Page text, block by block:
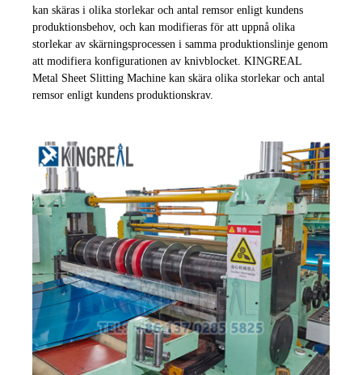
kan skäras i olika storlekar och antal remsor enligt kundens
produktionsbehov, och kan modifieras för att uppnå olika
storlekar av skärningsprocessen i samma produktionslinje genom
att modifiera konfigurationen av knivblocket. KINGREAL
Metal Sheet Slitting Machine kan skära olika storlekar och antal
remsor enligt kundens produktionskrav.